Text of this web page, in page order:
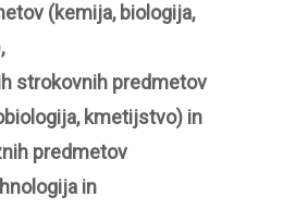
(kemija, biologija,
strokovnih predmetov
kmetijstvo) in
predmetov
in